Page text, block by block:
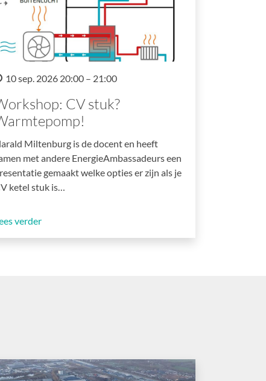
10 sep. 2026 20:00 – 21:00
CV stuk?
Miltenburg is de docent en heeft
met andere EnergieAmbassadeurs een
gemaakt welke opties er zijn als je
ketel stuk is…
verder